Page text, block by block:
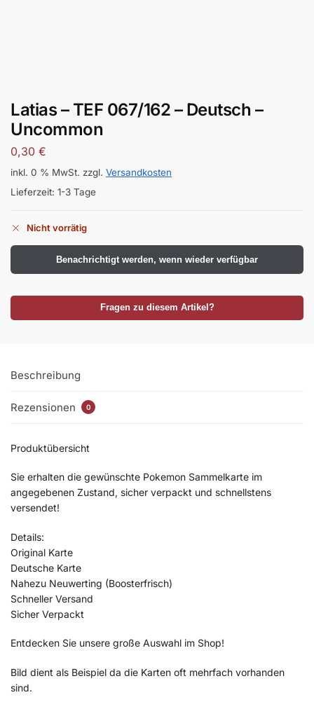
Latias – TEF 067/162 – Deutsch –
Uncommon
0,30 €
inkl. 0 % MwSt. zzgl. Versandkosten
Lieferzeit: 1-3 Tage
Nicht vorrätig
Benachrichtigt werden, wenn wieder verfügbar
Fragen zu diesem Artikel?
Beschreibung
Rezensionen 0
Produktübersicht
Sie erhalten die gewünschte Pokemon Sammelkarte im
angegebenen Zustand, sicher verpackt und schnellstens
versendet!
Details:
Original Karte
Deutsche Karte
Nahezu Neuwerting (Boosterfrisch)
Schneller Versand
Sicher Verpackt
Entdecken Sie unsere große Auswahl im Shop!
Bild dient als Beispiel da die Karten oft mehrfach vorhanden
sind.